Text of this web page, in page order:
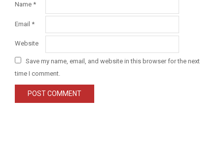
Name *
Email *
Website
Save my name, email, and website in this browser for the next
time I comment.